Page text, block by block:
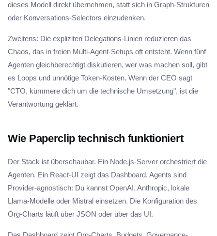
dieses Modell direkt übernehmen, statt sich in Graph-Strukturen
oder Konversations-Selectors einzudenken.
Zweitens: Die expliziten Delegations-Linien reduzieren das
Chaos, das in freien Multi-Agent-Setups oft entsteht. Wenn fünf
Agenten gleichberechtigt diskutieren, wer was machen soll, gibt
es Loops und unnötige Token-Kosten. Wenn der CEO sagt
"CTO, kümmere dich um die technische Umsetzung", ist die
Verantwortung geklärt.
Wie Paperclip technisch funktioniert
Der Stack ist überschaubar. Ein Node.js-Server orchestriert die
Agenten. Ein React-UI zeigt das Dashboard. Agents sind
Provider-agnostisch: Du kannst OpenAI, Anthropic, lokale
Llama-Modelle oder Mistral einsetzen. Die Konfiguration des
Org-Charts läuft über JSON oder über das UI.